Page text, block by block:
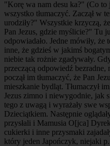
"Korę wa nam desu ka?" (Co to
wszystko tłumaczyć. Zaczął w
urodziły?" Wszystkie krzyczą,
Pan Jezus, gdzie myślicie?" Tu
odpowiadało. Jedne mówiły,
inne, że gdzieś w jakimś
niebie tak rożnie zgadywały.
przeczącą odpowiedź
począł im tłumaczyć, że Pan
mieszkanie bydląt. Tłumaczył
Jezus zimno i niewygodnie, jak
tego z uwagą i wyrażały swe
Dzieciątkiem. Następnie
przysłali i Mamusia O[jca]
cukierki i inne przysmaki
który jeden Japończyk, niejaki